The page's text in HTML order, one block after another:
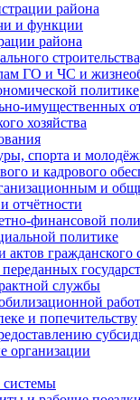
района
и функции
района
ГО и ЧС и
политике
имущественных
хозяйства
спорта и
и кадрового
и
отчётности
финансовой
политике
актов гражданского
службы
и попечительству
организации